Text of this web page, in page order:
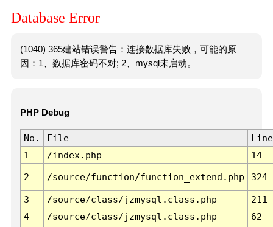
Database Error
(1040) 365建站错误警告：连接数据库失败，可能的原
因：1、数据库密码不对; 2、mysql未启动。
PHP Debug
No. File
Line
1
/index.php 14
2 /source/function/function_extend.php 324
3 /source/class/jzmysql.class.php
211
4
/source/class/jzmysql.class.php
62